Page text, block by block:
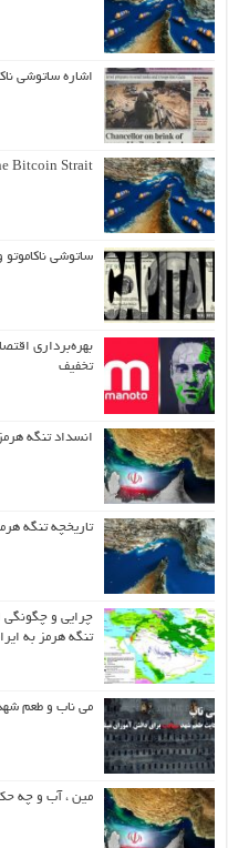
اشاره ساتوشی
Bitcoin Strait
ساتوشی
بهره‌برداری
تخفیف
انسداد تنگه
تاریخچه تنگه
چرایی و چگونگی
تنگه هرمز به
می ناب و طعم
مین ، آب و چه